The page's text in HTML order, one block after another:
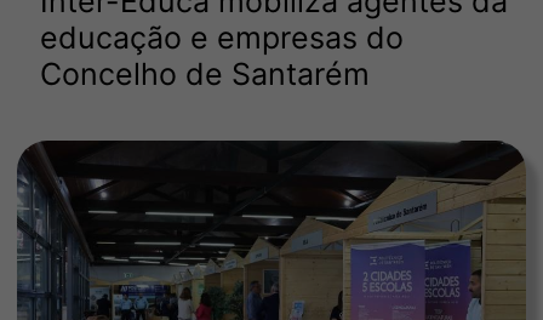
educação e empresas do
Concelho de Santarém